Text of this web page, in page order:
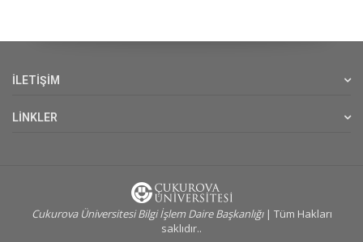
İLETİŞİM
LİNKLER
Cukurova Üniversitesi Bilgi İşlem Daire Başkanlığı| Tüm Hakları
saklıdır..